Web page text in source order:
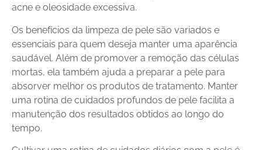
acne e oleosidade excessiva.
Os benefícios da limpeza de pele são variados e
essenciais para quem deseja manter uma aparência
saudável. Além de promover a remoção das células
mortas, ela também ajuda a preparar a pele para
absorver melhor os produtos de tratamento. Manter
uma rotina de cuidados profundos de pele facilita a
manutenção dos resultados obtidos ao longo do
tempo.